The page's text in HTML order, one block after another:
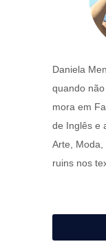
Daniela
quando
mora em
de Inglês e
Arte, Moda,
ruins nos